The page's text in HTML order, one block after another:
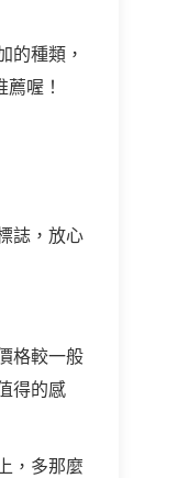
的種類，
喔！
誌，放心
格較一般
得的感
，多那麼